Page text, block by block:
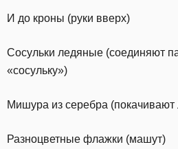
И до кроны (руки вверх)
Сосульки ледяные (соединяют
«сосульку»)
Мишура из серебра
Разноцветные флажки (машут)